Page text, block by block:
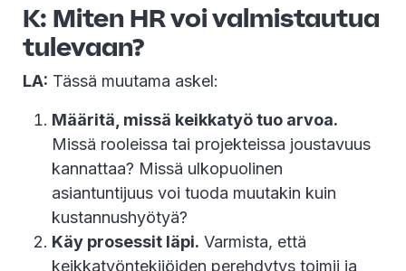
K: Miten HR voi valmistautua
tulevaan?
LA: Tässä muutama askel:
Määritä, missä keikkatyö tuo arvoa.
Missä rooleissa tai projekteissa joustavuus
kannattaa? Missä ulkopuolinen
asiantuntijuus voi tuoda muutakin kuin
kustannushyötyä?
Käy prosessit läpi. Varmista, että
keikkatyöntekijöiden perehdytys toimii ja